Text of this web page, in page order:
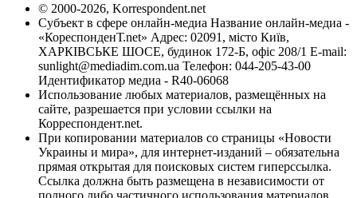
© 2000-2026, Korrespondent.net
Субъект в сфере онлайн-медиа Название онлайн-медиа -
«КореспонденТ.net» Адрес: 02091, місто Київ,
ХАРКІВСЬКЕ ШОСЕ, будинок 172-Б, офіс 208/1 E-mail:
sunlight@mediadim.com.ua Телефон: 044-205-43-00
Идентификатор медиа - R40-06068
Использование любых материалов, размещённых на
сайте, разрешается при условии ссылки на
Корреспондент.net.
При копировании материалов со страницы «Новости
Украины и мира», для интернет-изданий – обязательна
прямая открытая для поисковых систем гиперссылка.
Ссылка должна быть размещена в независимости от
полного либо частичного использования материалов.